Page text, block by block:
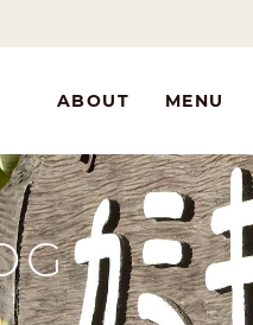
ABOUT MENU